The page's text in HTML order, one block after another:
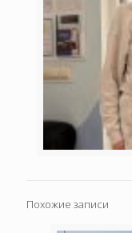
Похожие записи